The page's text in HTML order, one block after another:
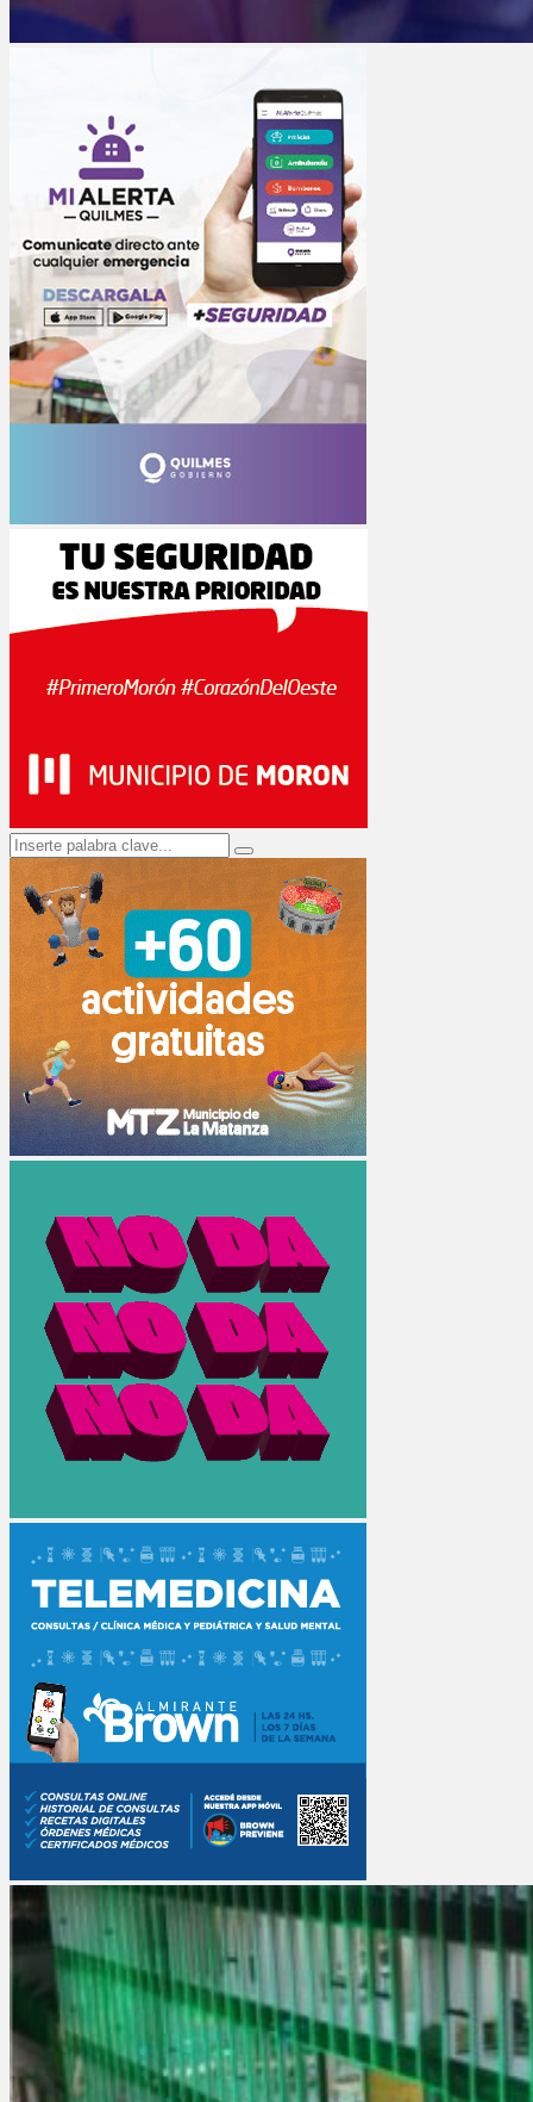
Search
for:
Search